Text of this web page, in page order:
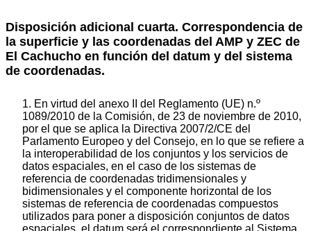
Disposición adicional cuarta. Correspondencia de
la superficie y las coordenadas del AMP y ZEC de
El Cachucho en función del datum y del sistema
de coordenadas.
1. En virtud del anexo II del Reglamento (UE) n.º
1089/2010 de la Comisión, de 23 de noviembre de 2010,
por el que se aplica la Directiva 2007/2/CE del
Parlamento Europeo y del Consejo, en lo que se refiere a
la interoperabilidad de los conjuntos y los servicios de
datos espaciales, en el caso de los sistemas de
referencia de coordenadas tridimensionales y
bidimensionales y el componente horizontal de los
sistemas de referencia de coordenadas compuestos
utilizados para poner a disposición conjuntos de datos
espaciales, el datum será el correspondiente al Sistema